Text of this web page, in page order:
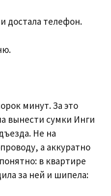
достала телефон.
минут. За это
вынести сумки Инги
Не на
а аккуратно
в квартире
за ней и шипела: